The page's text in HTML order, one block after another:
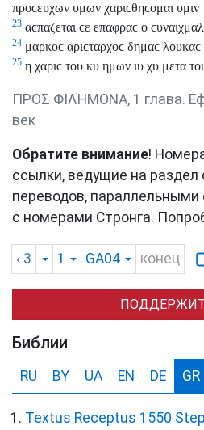
προϲευχων υμων χαριϲθηϲομαι υμιν
23 αϲπαζεται ϲε επαφραϲ ο
24 μαρκοϲ αριϲταρχοϲ δημαϲ λουκαϲ
25 η χαριϲ του κ̅υ̅ ημων ι̅υ̅ χ̅υ̅ μετα
ΠΡΟΣ ΦΙΛΗΜΟΝΑ, 1 глава.
век
Обратите внимание!
ссылки, ведущие на раздел
переводов,
с номерами Стронга.
‹ 3 1 GA04 конец
Библии
RU BY UA EN DE GR
Textus Receptus 1550